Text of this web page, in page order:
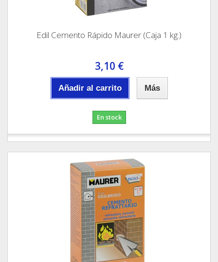
Edil Cemento Rápido Maurer (Caja 1 kg.)
3,10 €
Añadir al carrito Más
En stock